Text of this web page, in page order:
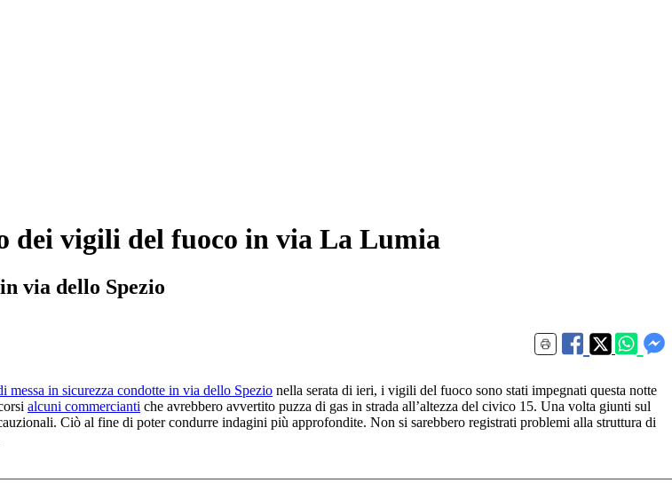
dei vigili del fuoco in via La Lumia
via dello Spezio
messa in sicurezza condotte in via dello Spezio nella serata di ieri, i vigili del fuoco sono stati impegnati questa notte
alcuni commercianti che avrebbero avvertito puzza di gas in strada all’altezza del civico 15. Una volta giunti sul
Ciò al fine di poter condurre indagini più approfondite. Non si sarebbero registrati problemi alla struttura di